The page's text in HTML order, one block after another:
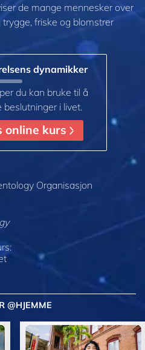
de mange mennesker over
friske og blomstrer
dynamikker
du kan bruke til å
i livet.
online kurs
Organisasjon
@HJEMME